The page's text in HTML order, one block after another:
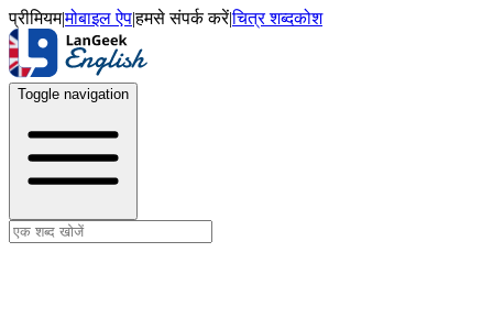
प्रीमियम|मोबाइल ऐप|हमसे संपर्क करें|चित्र शब्दकोश
Toggle navigation